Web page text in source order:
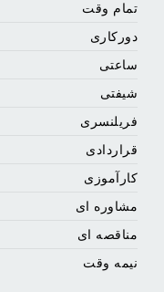
تمام وقت
دورکاری
ساعتی
شیفتی
فریلنسری
قراردادی
کارآموزی
مشاوره ای
مناقصه ای
نیمه وقت